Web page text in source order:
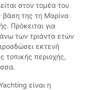
στον τομέα του
βάση της τη Μαρίνα
Πρόκειται για
άνω των τριάντα ετών
εκτενή
τοπικής περιοχής,
είναι η